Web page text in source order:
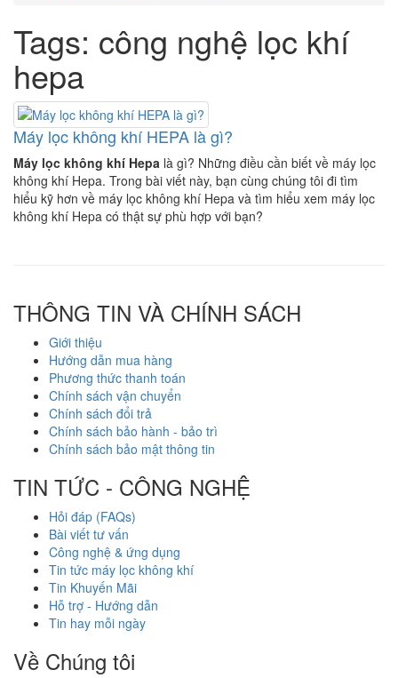
Tags: công nghệ lọc khí
hepa
Máy lọc không khí HEPA là gì?
Máy lọc không khí Hepa là gì? Những điều cần biết về máy lọc
không khí Hepa. Trong bài viết này, bạn cùng chúng tôi đi tìm
hiểu kỹ hơn về máy lọc không khí Hepa và tìm hiểu xem máy lọc
không khí Hepa có thật sự phù hợp với bạn?
THÔNG TIN VÀ CHÍNH SÁCH
Giới thiệu
Hướng dẫn mua hàng
Phương thức thanh toán
Chính sách vận chuyển
Chính sách đổi trả
Chính sách bảo hành - bảo trì
Chính sách bảo mật thông tin
TIN TỨC - CÔNG NGHỆ
Hỏi đáp (FAQs)
Bài viết tư vấn
Công nghệ & ứng dụng
Tin tức máy lọc không khí
Tin Khuyến Mãi
Hỗ trợ - Hướng dẫn
Tin hay mỗi ngày
Về Chúng tôi